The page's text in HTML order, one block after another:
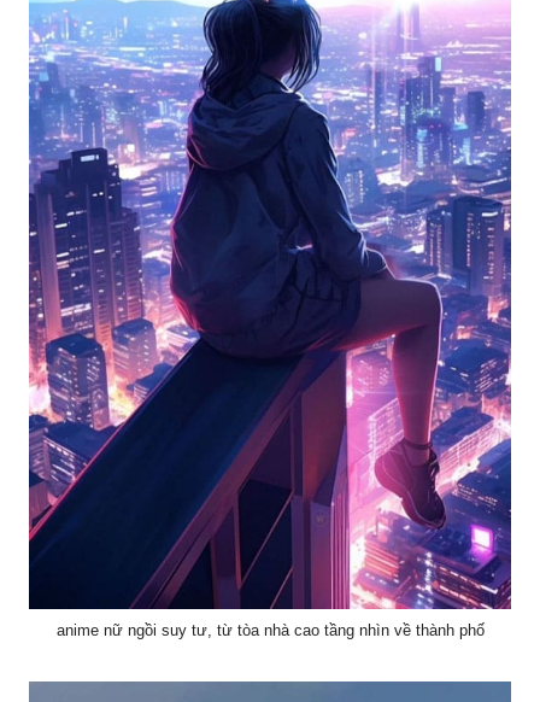
anime nữ ngồi suy tư, từ tòa nhà cao tầng nhìn về thành phố